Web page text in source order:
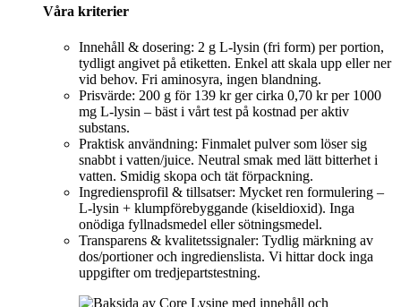
Våra kriterier
Innehåll & dosering: 2 g L‑lysin (fri form) per portion,
tydligt angivet på etiketten. Enkel att skala upp eller ner
vid behov. Fri aminosyra, ingen blandning.
Prisvärde: 200 g för 139 kr ger cirka 0,70 kr per 1000
mg L‑lysin – bäst i vårt test på kostnad per aktiv
substans.
Praktisk användning: Finmalet pulver som löser sig
snabbt i vatten/juice. Neutral smak med lätt bitterhet i
vatten. Smidig skopa och tät förpackning.
Ingrediensprofil & tillsatser: Mycket ren formulering –
L‑lysin + klumpförebyggande (kiseldioxid). Inga
onödiga fyllnadsmedel eller sötningsmedel.
Transparens & kvalitetssignaler: Tydlig märkning av
dos/portioner och ingredienslista. Vi hittar dock inga
uppgifter om tredjepartstestning.